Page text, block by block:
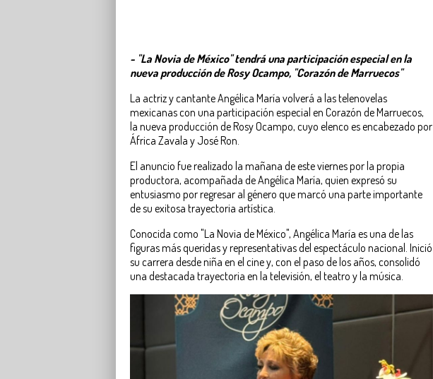
- "La Novia de México" tendrá una participación especial en la
nueva producción de Rosy Ocampo, "Corazón de Marruecos"
La actriz y cantante Angélica María volverá a las telenovelas
mexicanas con una participación especial en Corazón de Marruecos,
la nueva producción de Rosy Ocampo, cuyo elenco es encabezado por
África Zavala y José Ron.
El anuncio fue realizado la mañana de este viernes por la propia
productora, acompañada de Angélica María, quien expresó su
entusiasmo por regresar al género que marcó una parte importante
de su exitosa trayectoria artística.
Conocida como "La Novia de México", Angélica María es una de las
figuras más queridas y representativas del espectáculo nacional. Inició
su carrera desde niña en el cine y, con el paso de los años, consolidó
una destacada trayectoria en la televisión, el teatro y la música.